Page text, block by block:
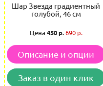
Шар Звезда градиентный
голубой, 46 см
Цена 450 р.690 р.
Описание и опции
Заказ в один клик